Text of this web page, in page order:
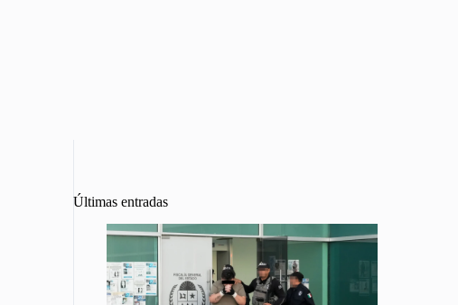
Últimas entradas